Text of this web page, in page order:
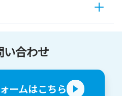
い合わせ
ームはこちら